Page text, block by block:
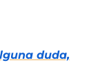
duda,